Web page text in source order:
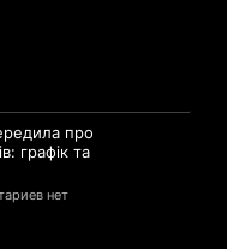
про
графік та
нет